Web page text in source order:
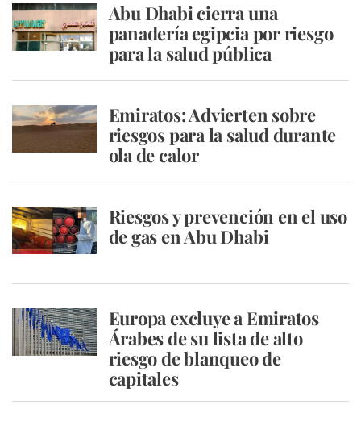
Abu Dhabi cierra una
panadería egipcia por riesgo
para la salud pública
Emiratos: Advierten sobre
riesgos para la salud durante
ola de calor
Riesgos y prevención en el uso
de gas en Abu Dhabi
Europa excluye a Emiratos
Árabes de su lista de alto
riesgo de blanqueo de
capitales